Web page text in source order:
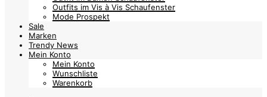
Outfits im Vis à Vis Schaufenster
Mode Prospekt
Sale
Marken
Trendy News
Mein Konto
Mein Konto
Wunschliste
Warenkorb